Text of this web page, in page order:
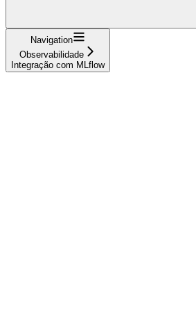
Navigation
Observabilidade
Integração com MLflow